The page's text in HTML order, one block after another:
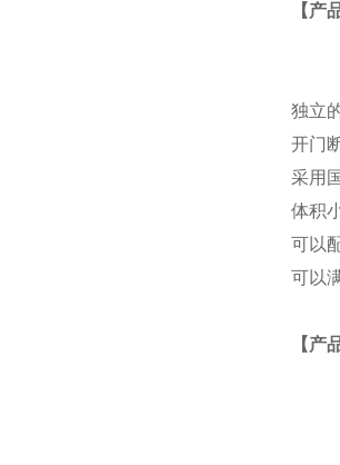
【产
独立
开门
采用
体积
可以
可以
【产